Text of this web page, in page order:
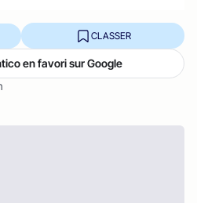
CLASSER
en favori sur Google